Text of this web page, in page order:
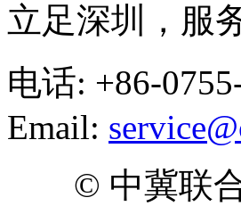
立足深圳，服
电话: +86-
Email:
© 中冀联